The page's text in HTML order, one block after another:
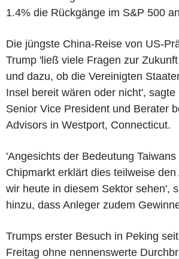
1.4% die Rückgänge im S&P 500
Die jüngste China-Reise von US-
Trump 'ließ viele Fragen zur
und dazu, ob die Vereinigten
Insel bereit wären oder nicht', sagte
Senior Vice President und Berater
Advisors in Westport, Connecticut.
'Angesichts der Bedeutung Taiwans
Chipmarkt erklärt dies teilweise
wir heute in diesem Sektor sehen',
hinzu, dass Anleger zudem
Trumps erster Besuch in Peking
Freitag ohne nennenswerte